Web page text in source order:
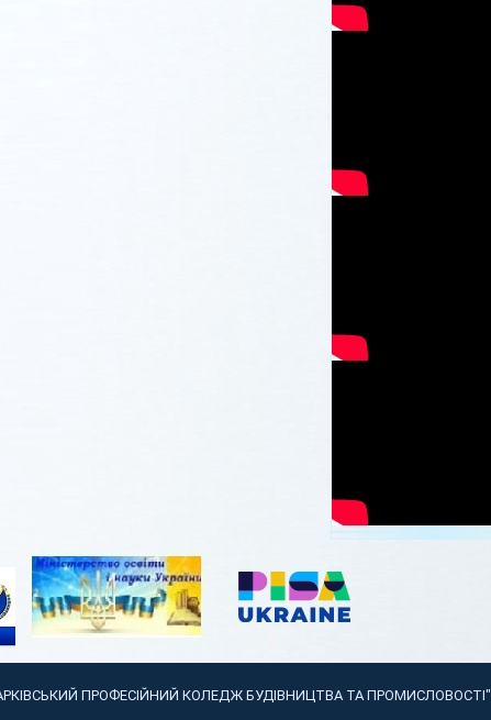
ПРОФЕСІЙНИЙ КОЛЕДЖ БУДІВНИЦТВА ТА ПРОМИСЛОВОСТІ"